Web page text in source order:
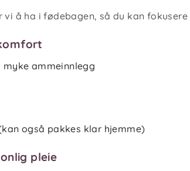
vi å ha i fødebagen, så du kan
myke ammeinnlegg
også pakkes klar hjemme)
pleie